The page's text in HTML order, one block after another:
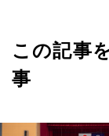
この記事
事